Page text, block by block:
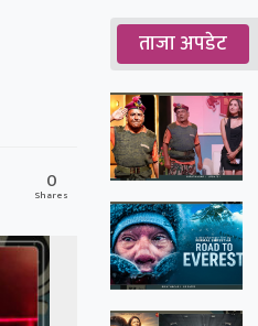
0
Shares
ताजा अपडेट